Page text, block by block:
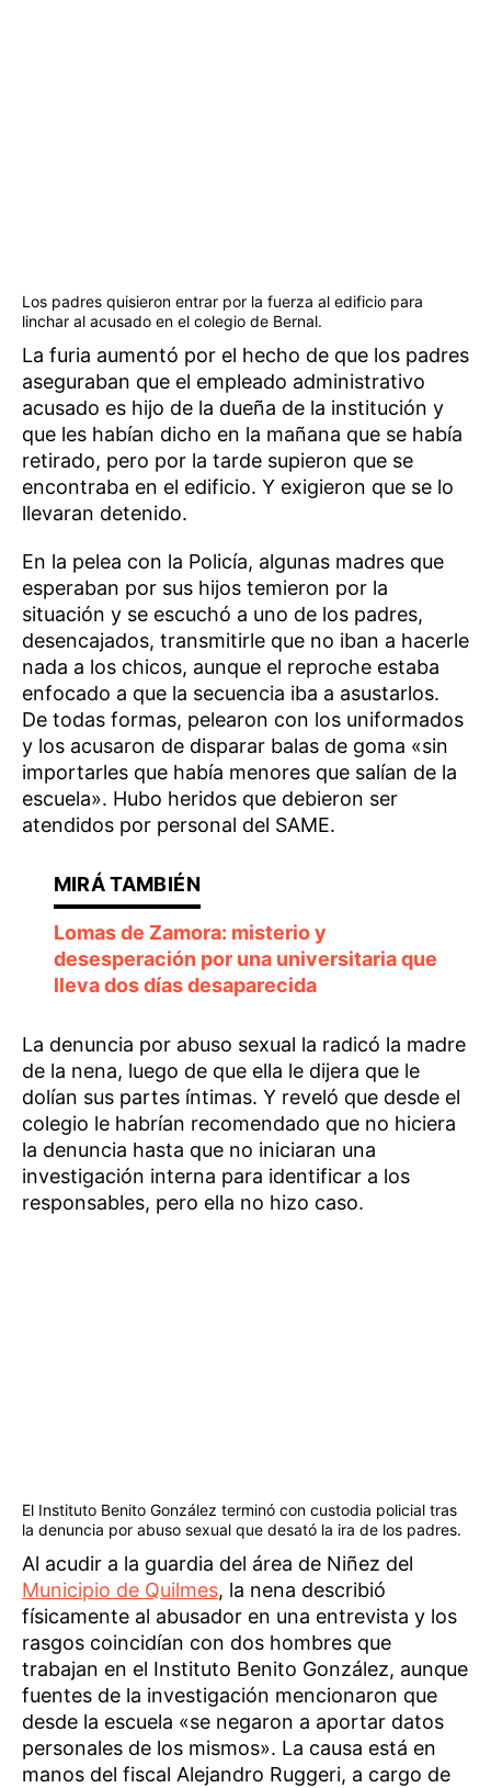
Los padres quisieron entrar por la fuerza al edificio para
linchar al acusado en el colegio de Bernal.
La furia aumentó por el hecho de que los padres
aseguraban que el empleado administrativo
acusado es hijo de la dueña de la institución y
que les habían dicho en la mañana que se había
retirado, pero por la tarde supieron que se
encontraba en el edificio. Y exigieron que se lo
llevaran detenido.
En la pelea con la Policía, algunas madres que
esperaban por sus hijos temieron por la
situación y se escuchó a uno de los padres,
desencajados, transmitirle que no iban a hacerle
nada a los chicos, aunque el reproche estaba
enfocado a que la secuencia iba a asustarlos.
De todas formas, pelearon con los uniformados
y los acusaron de disparar balas de goma «sin
importarles que había menores que salían de la
escuela». Hubo heridos que debieron ser
atendidos por personal del SAME.
Lomas de Zamora: misterio y
desesperación por una universitaria que
lleva dos días desaparecida
La denuncia por abuso sexual la radicó la madre
de la nena, luego de que ella le dijera que le
dolían sus partes íntimas. Y reveló que desde el
colegio le habrían recomendado que no hiciera
la denuncia hasta que no iniciaran una
investigación interna para identificar a los
responsables, pero ella no hizo caso.
El Instituto Benito González terminó con custodia policial tras
la denuncia por abuso sexual que desató la ira de los padres.
Al acudir a la guardia del área de Niñez del
Municipio de Quilmes, la nena describió
físicamente al abusador en una entrevista y los
rasgos coincidían con dos hombres que
trabajan en el Instituto Benito González, aunque
fuentes de la investigación mencionaron que
desde la escuela «se negaron a aportar datos
personales de los mismos». La causa está en
manos del fiscal Alejandro Ruggeri, a cargo de